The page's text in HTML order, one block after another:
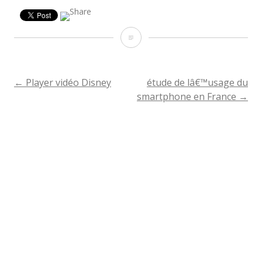
Une
contextualisée
NAVIGATION
← Player vidéo Disney
étude de lâ€™usage du
smartphone en France →